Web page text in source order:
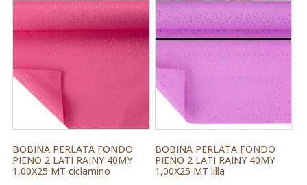
BOBINA PERLATA FONDO
PIENO 2 LATI RAINY 40MY
1,00X25 MT ciclamino
BOBINA PERLATA FONDO
PIENO 2 LATI RAINY 40MY
1,00X25 MT lilla